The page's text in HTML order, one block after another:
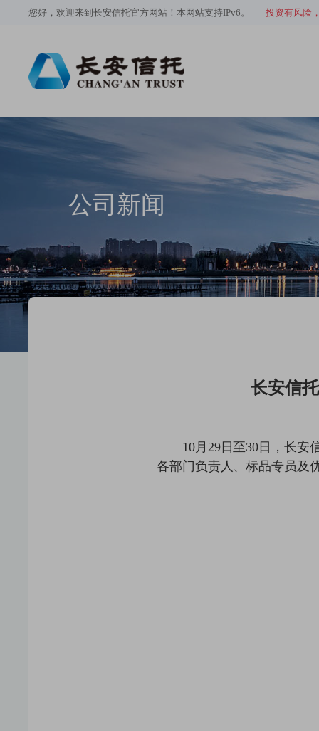
您好，欢迎来到长安信托官方网站！本网站支持IPv6。 投资有风险
公司新闻
长安信
10月29日至30日，长
各部门负责人、标品专员及